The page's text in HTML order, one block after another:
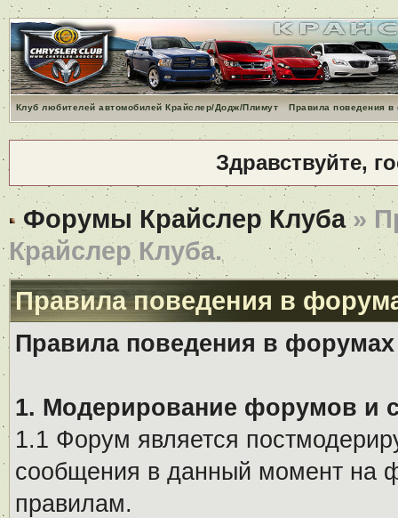
Клуб любителей автомобилей Крайслер/Додж/Плимут Правила поведения
Здравствуйте,
Форумы Крайслер Клуба»
Крайслер Клуба.
Правила поведения в
Правила поведения в
1. Модерирование форумов и
1.1 Форум является
сообщения в данный момент на
правилам.